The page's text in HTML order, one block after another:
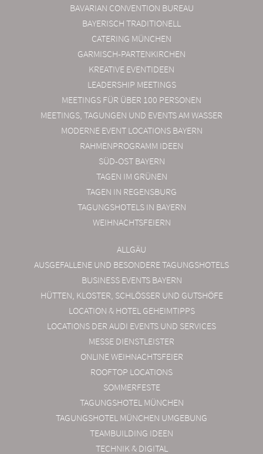
BAVARIAN CONVENTION BUREAU
BAYERISCH TRADITIONELL
CATERING MÜNCHEN
GARMISCH-PARTENKIRCHEN
KREATIVE EVENTIDEEN
LEADERSHIP MEETINGS
MEETINGS FÜR ÜBER 100 PERSONEN
MEETINGS, TAGUNGEN UND EVENTS AM WASSER
MODERNE EVENT LOCATIONS BAYERN
RAHMENPROGRAMM IDEEN
SÜD-OST BAYERN
TAGEN IM GRÜNEN
TAGEN IN REGENSBURG
TAGUNGSHOTELS IN BAYERN
WEIHNACHTSFEIERN
ALLGÄU
AUSGEFALLENE UND BESONDERE TAGUNGSHOTELS
BUSINESS EVENTS BAYERN
HÜTTEN, KLOSTER, SCHLÖSSER UND GUTSHÖFE
LOCATION & HOTEL GEHEIMTIPPS
LOCATIONS DER AUDI EVENTS UND SERVICES
MESSE DIENSTLEISTER
ONLINE WEIHNACHTSFEIER
ROOFTOP LOCATIONS
SOMMERFESTE
TAGUNGSHOTEL MÜNCHEN
TAGUNGSHOTEL MÜNCHEN UMGEBUNG
TEAMBUILDING IDEEN
TECHNIK & DIGITAL